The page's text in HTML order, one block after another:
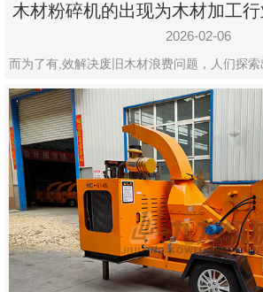
木材粉碎机的出现为木材加工
化
2026-02-06
而为了有,效解决废旧木材浪费问题，人们探索